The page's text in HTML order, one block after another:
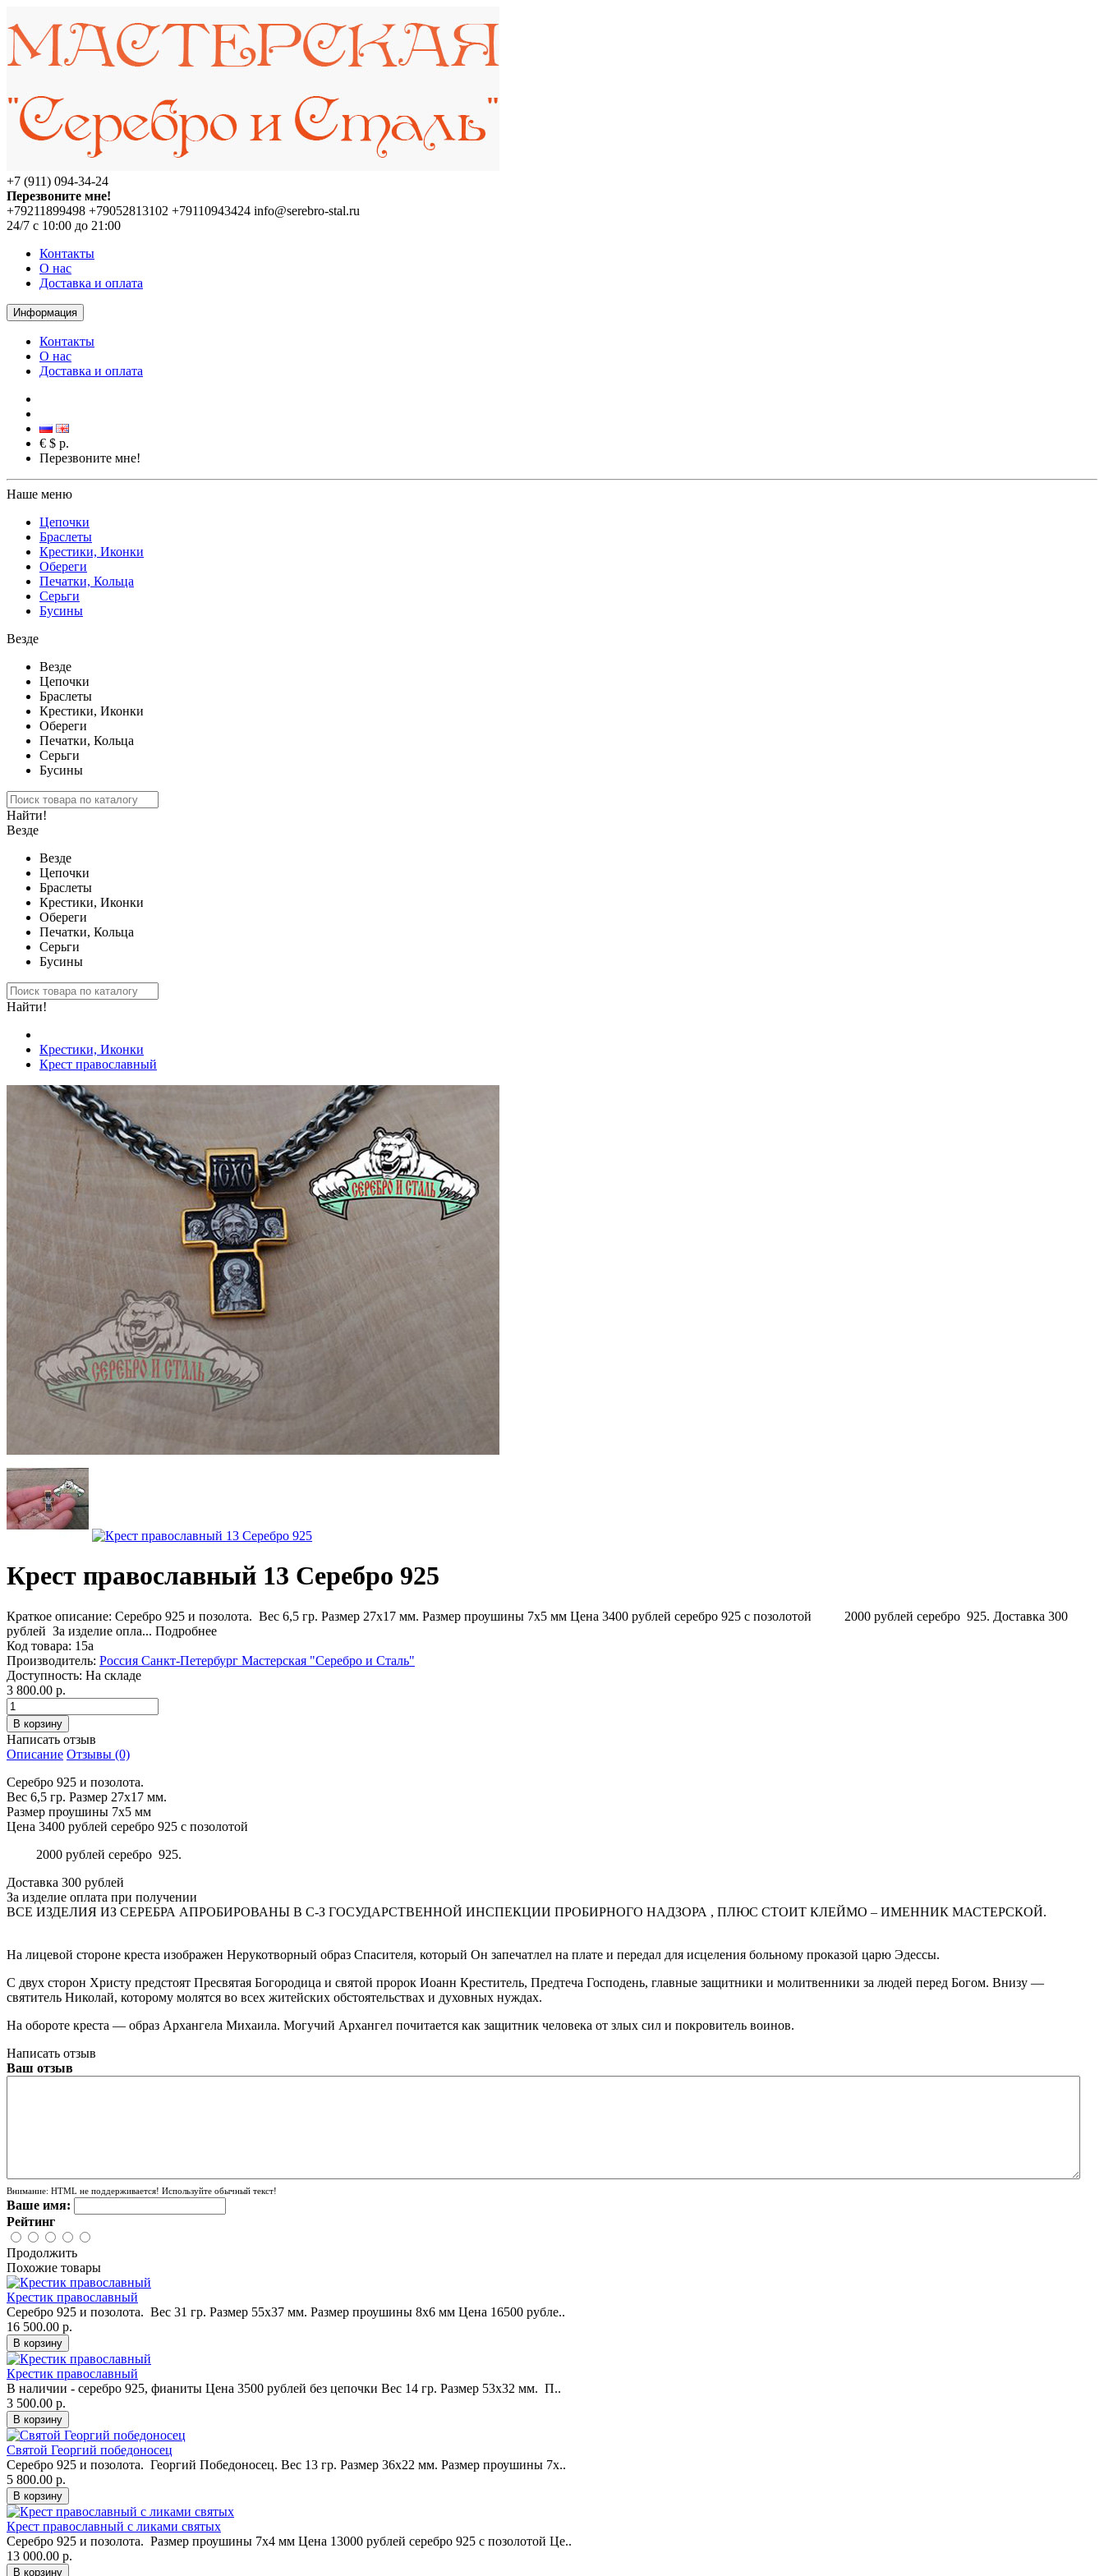
+7 (911) 094-34-24
Перезвоните мне!
+79211899498 +79052813102 +79110943424 info@serebro-stal.ru
24/7 с 10:00 до 21:00
Контакты
О нас
Доставка и оплата
Информация
Контакты
О нас
Доставка и оплата
€ $ р.
Перезвоните мне!
Наше меню
Цепочки
Браслеты
Крестики, Иконки
Обереги
Печатки, Кольца
Серьги
Бусины
Везде
Везде
Цепочки
Браслеты
Крестики, Иконки
Обереги
Печатки, Кольца
Серьги
Бусины
Найти!
Везде
Везде
Цепочки
Браслеты
Крестики, Иконки
Обереги
Печатки, Кольца
Серьги
Бусины
Найти!
Крестики, Иконки
Крест православный
Крест православный 13 Серебро 925
Краткое описание: Серебро 925 и позолота. Вес 6,5 гр. Размер 27x17 мм. Размер проушины 7x5 мм Цена 3400 рублей серебро 925 с позолотой 2000 рублей серебро 925. Доставка 300
рублей За изделие опла... Подробнее
Код товара: 15a
Производитель: Россия Санкт-Петербург Мастерская "Серебро и Сталь"
Доступность: На складе
3 800.00 р.
Написать отзыв
Описание Отзывы (0)
Серебро 925 и позолота.
Вес 6,5 гр. Размер 27x17 мм.
Размер проушины 7x5 мм
Цена 3400 рублей серебро 925 с позолотой
2000 рублей серебро 925.
Доставка 300 рублей
За изделие оплата при получении
ВСЕ ИЗДЕЛИЯ ИЗ СЕРЕБРА АПРОБИРОВАНЫ В С-З ГОСУДАРСТВЕННОЙ ИНСПЕКЦИИ ПРОБИРНОГО НАДЗОРА , ПЛЮС СТОИТ КЛЕЙМО – ИМЕННИК МАСТЕРСКОЙ.
На лицевой стороне креста изображен Нерукотворный образ Спасителя, который Он запечатлел на плате и передал для исцеления больному проказой царю Эдессы.
С двух сторон Христу предстоят Пресвятая Богородица и святой пророк Иоанн Креститель, Предтеча Господень, главные защитники и молитвенники за людей перед Богом. Внизу —
святитель Николай, которому молятся во всех житейских обстоятельствах и духовных нуждах.
На обороте креста — образ Архангела Михаила. Могучий Архангел почитается как защитник человека от злых сил и покровитель воинов.
Написать отзыв
Ваш отзыв
Внимание: HTML не поддерживается! Используйте обычный текст!
Ваше имя:
Рейтинг
Продолжить
Похожие товары
Крестик православный
Серебро 925 и позолота. Вес 31 гр. Размер 55x37 мм. Размер проушины 8x6 мм Цена 16500 рубле..
16 500.00 р.
Крестик православный
В наличии - серебро 925, фианиты Цена 3500 рублей без цепочки Вес 14 гр. Размер 53х32 мм. П..
3 500.00 р.
Святой Георгий победоносец
Серебро 925 и позолота. Георгий Победоносец. Вес 13 гр. Размер 36x22 мм. Размер проушины 7x..
5 800.00 р.
Крест православный с ликами святых
Серебро 925 и позолота. Размер проушины 7x4 мм Цена 13000 рублей серебро 925 с позолотой Це..
13 000.00 р.